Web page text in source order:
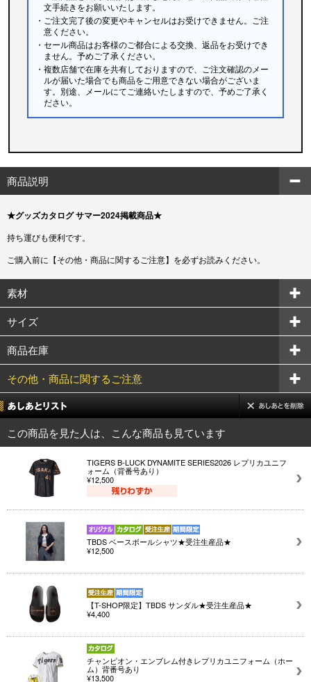
文手続きをお願いいたします。
・ご注文完了後の変更やキャンセルはお受けできません。ご注
意ください。
・セール商品はお客様のご都合による交換、返品をお受けでき
ません。予めご了承ください。
・複数店舗で在庫を共有しておりますので、ご注文確認のメー
ルが届いた場合でも商品をご用意できない場合がございま
す。別途、メールにてご連絡いたしますので、予めご了承く
ださい。
商品説明
★グッズカタログ サマー2024掲載商品★
持ち運びも便利です。
ご購入前に【その他・商品に関するご注意】を必ずお読みください。
素材
サイズ
商品在庫
その他・商品に関するご注意
この商品を見た人は、こんな商品も見ています
TIGERS B-LUCK DYNAMITE SERIES2026 レプリカユニフ
ォーム（背番号あり）
¥12,500
TBDS ベースボールシャツ★受注生産品★
¥12,500
【T-SHOP限定】TBDS サンダル★受注生産品★
¥4,400
チャンピオン・エンブレム付きレプリカユニフォーム（ホー
ム）背番号あり
¥13,500